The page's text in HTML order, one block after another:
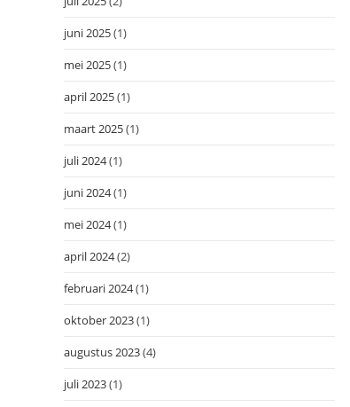
juni 2025(1)
mei 2025(1)
april 2025(1)
maart 2025(1)
juli 2024(1)
juni 2024(1)
mei 2024(1)
april 2024(2)
februari 2024(1)
oktober 2023(1)
augustus 2023(4)
juli 2023(1)